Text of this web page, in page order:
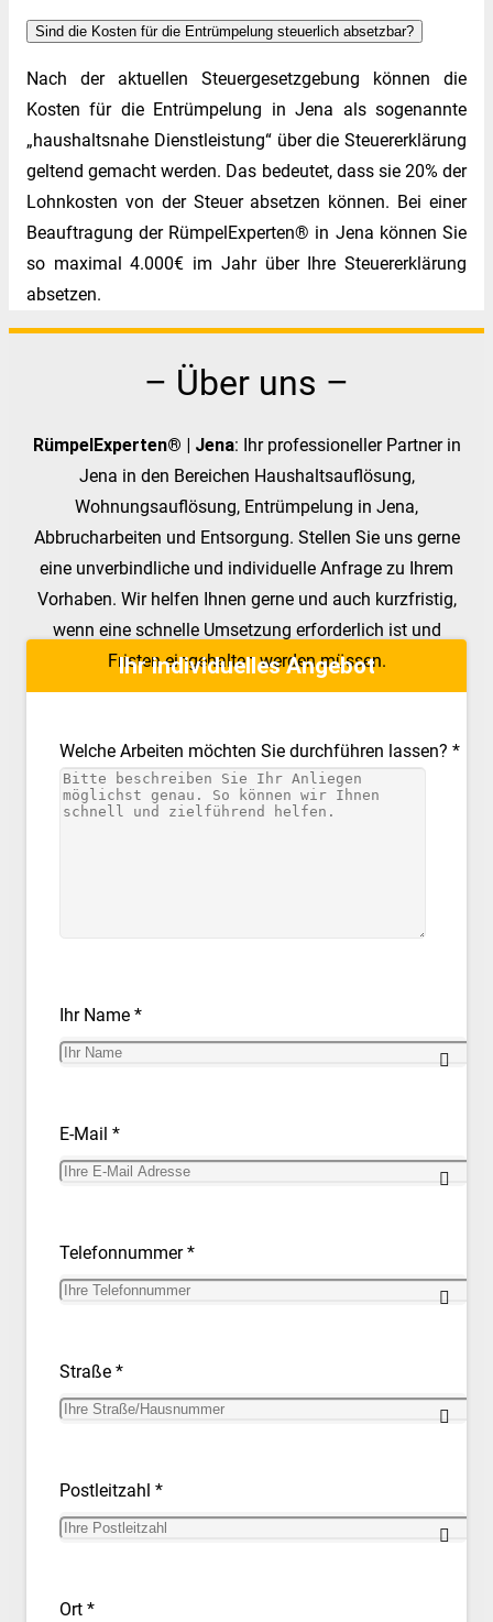
Sind die Kosten für die Entrümpelung steuerlich absetzbar?
Nach der aktuellen Steuergesetzgebung können die
Kosten für die Entrümpelung in Jena als sogenannte
„haushaltsnahe Dienstleistung“ über die Steuererklärung
geltend gemacht werden. Das bedeutet, dass sie 20% der
Lohnkosten von der Steuer absetzen können. Bei einer
Beauftragung der RümpelExperten® in Jena können Sie
so maximal 4.000€ im Jahr über Ihre Steuererklärung
absetzen.
– Über uns –
RümpelExperten® | Jena: Ihr professioneller Partner in
Jena in den Bereichen Haushaltsauflösung,
Wohnungsauflösung, Entrümpelung in Jena,
Abbrucharbeiten und Entsorgung. Stellen Sie uns gerne
eine unverbindliche und individuelle Anfrage zu Ihrem
Vorhaben. Wir helfen Ihnen gerne und auch kurzfristig,
wenn eine schnelle Umsetzung erforderlich ist und
Fristen eingehalten werden müssen.
Ihr individuelles Angebot
Welche Arbeiten möchten Sie durchführen lassen? *
Ihr Name *
E-Mail *
Telefonnummer *
Straße *
Postleitzahl *
Ort *